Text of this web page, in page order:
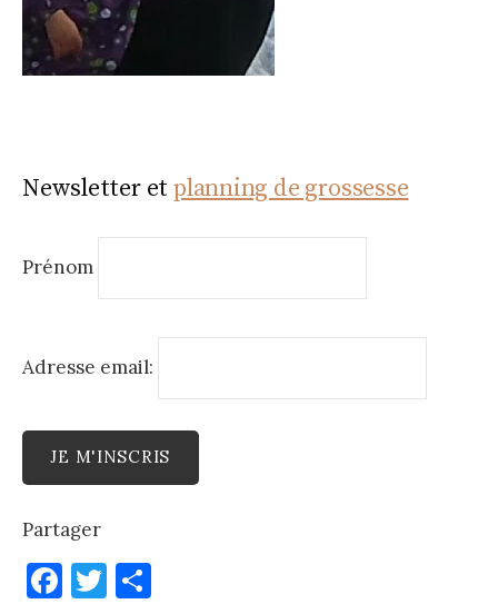
Newsletter et planning de grossesse
Prénom
Adresse email:
Partager
F T